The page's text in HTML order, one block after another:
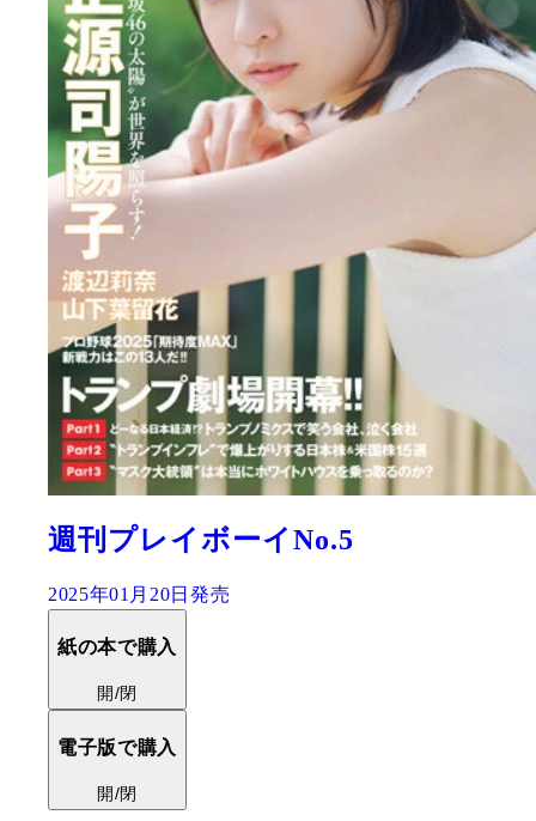
週刊プレイボーイNo.5
2025年01月20日発売
紙の本で購入
開/閉
電子版で購入
開/閉